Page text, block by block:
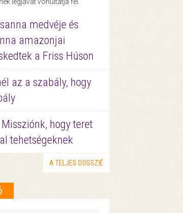
medvéje és
amazonjai
a Friss Húson
az a szabály, hogy
hogy teret
tehetségeknek
A TELJES DOSSZIÉ